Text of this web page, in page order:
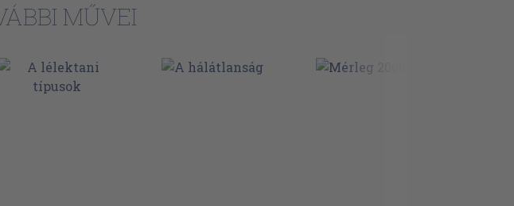
MŰVEI